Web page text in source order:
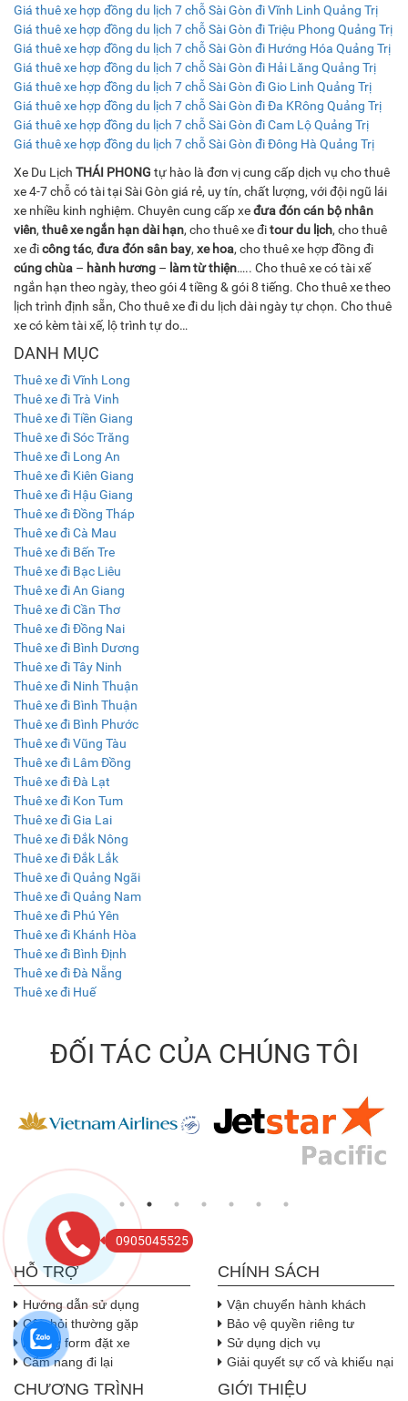
Giá thuê xe hợp đồng du lịch 7 chỗ Sài Gòn đi Vĩnh Linh Quảng Trị
Giá thuê xe hợp đồng du lịch 7 chỗ Sài Gòn đi Triệu Phong Quảng Trị
Giá thuê xe hợp đồng du lịch 7 chỗ Sài Gòn đi Hướng Hóa Quảng Trị
Giá thuê xe hợp đồng du lịch 7 chỗ Sài Gòn đi Hải Lăng Quảng Trị
Giá thuê xe hợp đồng du lịch 7 chỗ Sài Gòn đi Gio Linh Quảng Trị
Giá thuê xe hợp đồng du lịch 7 chỗ Sài Gòn đi Đa KRông Quảng Trị
Giá thuê xe hợp đồng du lịch 7 chỗ Sài Gòn đi Cam Lộ Quảng Trị
Giá thuê xe hợp đồng du lịch 7 chỗ Sài Gòn đi Đông Hà Quảng Trị
Xe Du Lịch THÁI PHONG tự hào là đơn vị cung cấp dịch vụ cho thuê
xe 4-7 chỗ có tài tại Sài Gòn giá rẻ, uy tín, chất lượng, với đội ngũ lái
xe nhiều kinh nghiệm. Chuyên cung cấp xeđưa đón cán bộ nhân
viên, thuê xe ngắn hạn dài hạn, cho thuê xe đitour du lịch, cho thuê
xe đicông tác, đưa đón sân bay, xe hoa, cho thuê xe hợp đồng đi
cúng chùa – hành hương – làm từ thiện….. Cho thuê xe có tài xế
ngắn hạn theo ngày, theo gói 4 tiềng & gói 8 tiếng. Cho thuê xe theo
lịch trình định sẵn, Cho thuê xe đi du lịch dài ngày tự chọn. Cho thuê
xe có kèm tài xế, lộ trình tự do…
DANH MỤC
Thuê xe đi Vĩnh Long
Thuê xe đi Trà Vinh
Thuê xe đi Tiền Giang
Thuê xe đi Sóc Trăng
Thuê xe đi Long An
Thuê xe đi Kiên Giang
Thuê xe đi Hậu Giang
Thuê xe đi Đồng Tháp
Thuê xe đi Cà Mau
Thuê xe đi Bến Tre
Thuê xe đi Bạc Liêu
Thuê xe đi An Giang
Thuê xe đi Cần Thơ
Thuê xe đi Đồng Nai
Thuê xe đi Bình Dương
Thuê xe đi Tây Ninh
Thuê xe đi Ninh Thuận
Thuê xe đi Bình Thuận
Thuê xe đi Bình Phước
Thuê xe đi Vũng Tàu
Thuê xe đi Lâm Đồng
Thuê xe đi Đà Lạt
Thuê xe đi Kon Tum
Thuê xe đi Gia Lai
Thuê xe đi Đắk Nông
Thuê xe đi Đắk Lắk
Thuê xe đi Quảng Ngãi
Thuê xe đi Quảng Nam
Thuê xe đi Phú Yên
Thuê xe đi Khánh Hòa
Thuê xe đi Bình Định
Thuê xe đi Đà Nẵng
Thuê xe đi Huế
ĐỐI TÁC CỦA CHÚNG TÔI
HỖ TRỢ
Hướng dẫn sử dụng
Câu hỏi thường gặp
Nhúng form đặt xe
Cẩm nang đi lại
CHÍNH SÁCH
Vận chuyển hành khách
Bảo vệ quyền riêng tư
Sử dụng dịch vụ
Giải quyết sự cố và khiếu nại
CHƯƠNG TRÌNH GIỚI THIỆU
0905045525